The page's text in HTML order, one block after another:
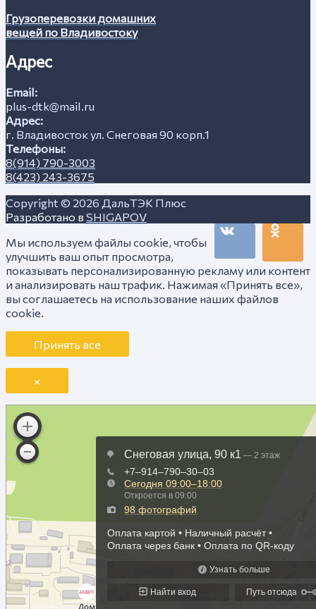
Грузоперевозки домашних
вещей по Владивостоку
Адрес
Email:
plus-dtk@mail.ru
Адрес:
г. Владивосток ул. Снеговая 90 корп.1
Телефоны:
8(914) 790-3003
8(423) 243-3675
Copyright © 2026 ДальТЭК Плюс
Разработано в SHIGAPOV
Мы используем файлы cookie, чтобы
улучшить ваш опыт просмотра,
показывать персонализированную рекламу или контент
и анализировать наш трафик. Нажимая «Принять все»,
вы соглашаетесь на использование наших файлов
cookie.
Принять все
×